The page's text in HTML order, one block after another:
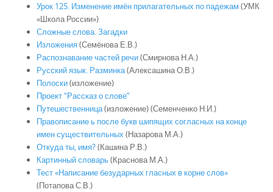
Урок 125. Изменение имён прилагательных по падежам (УМК
«Школа России»)
Сложные слова. Загадки
Изложения(Семёнова Е.В.)
Распознавание частей речи(Смирнова Н.А.)
Русский язык. Разминка(Алексашина О.В.)
Полоски(изложение)
Проект “Рассказ о слове”
Путешественница(изложение) (Семенченко Н.И.)
Правописание ь после букв шипящих согласных на конце
имен существительных (Назарова М.А.)
Откуда ты, имя?(Кашина Р.В.)
Картинный словарь(Краснова М.А.)
Тест «Написание безударных гласных в корне слов»
(Потапова С.В.)